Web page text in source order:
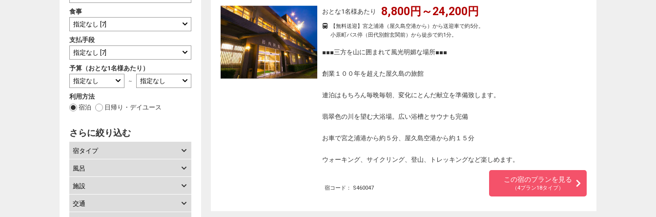
食事
支払手段
予算（おとな1名様あたり）
～
利用方法
宿泊
日帰り・デイユース
さらに絞り込む
宿タイプ
風呂
施設
交通
おとな1名様あたり 8,800円～24,200円
【無料送迎】宮之浦港（屋久島空港から）から送迎車で約5分。
小原町バス停（田代別館玄関前）から徒歩で約1分。
■■■三方を山に囲まれて風光明媚な場所■■■
創業１００年を超えた屋久島の旅館
連泊はもちろん毎晩毎朝、変化にとんだ献立を準備致します。
翡翠色の川を望む大浴場。広い浴槽とサウナも完備
お車で宮之浦港から約５分、屋久島空港から約１５分
ウォーキング、サイクリング、登山、トレッキングなど楽しめます。
宿コード： S460047
この宿のプランを見る
（4プラン18タイプ）